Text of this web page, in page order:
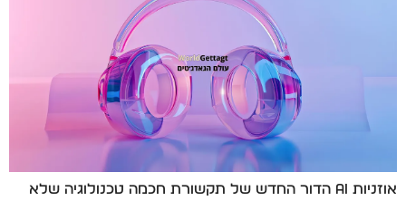
אוזניות AI הדור החדש של תקשורת חכמה טכנולוגיה שלא